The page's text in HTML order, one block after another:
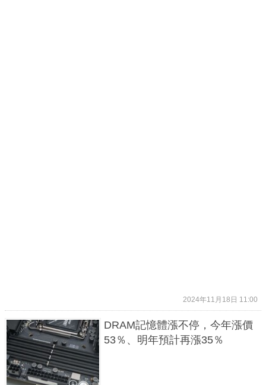
2024年11月18日 11:00
DRAM記憶體漲不停，今年漲價
53％、明年預計再漲35％